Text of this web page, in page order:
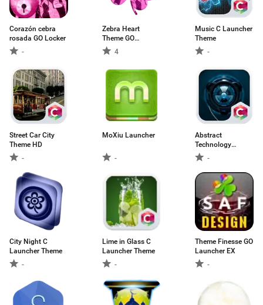
Corazón cebra
rosada GO Locker
-
Zebra Heart
Theme GO
Launcher
4
Music C Launcher
Theme
-
Street Car City
Theme HD
-
MoXiu Launcher
-
Abstract
Technology
Theme
-
City Night C
Launcher Theme
-
Lime in Glass C
Launcher Theme
-
Theme Finesse GO
Launcher EX
-